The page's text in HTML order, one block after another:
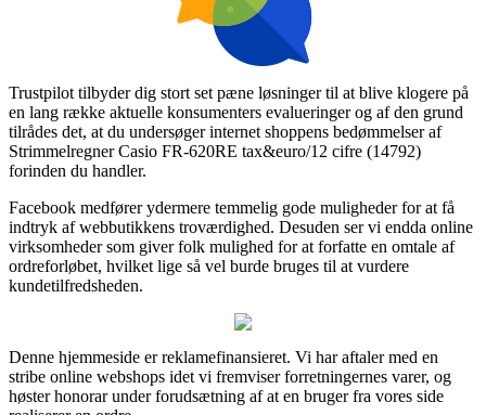
Trustpilot tilbyder dig stort set pæne løsninger til at blive klogere på
en lang række aktuelle konsumenters evalueringer og af den grund
tilrådes det, at du undersøger internet shoppens bedømmelser af
Strimmelregner Casio FR-620RE tax&euro/12 cifre (14792)
forinden du handler.
Facebook medfører ydermere temmelig gode muligheder for at få
indtryk af webbutikkens troværdighed. Desuden ser vi endda online
virksomheder som giver folk mulighed for at forfatte en omtale af
ordreforløbet, hvilket lige så vel burde bruges til at vurdere
kundetilfredsheden.
Denne hjemmeside er reklamefinansieret. Vi har aftaler med en
stribe online webshops idet vi fremviser forretningernes varer, og
høster honorar under forudsætning af at en bruger fra vores side